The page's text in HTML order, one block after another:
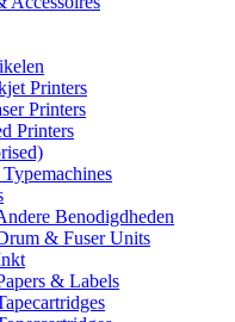
Printers
Printers
Printers
Benodigdheden
& Fuser Units
& Labels